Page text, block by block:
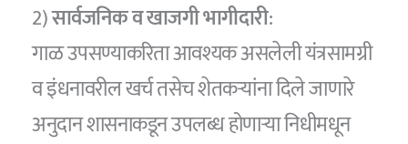
2)सार्वजनिक व खाजगी भागीदारी:
गाळ उपसण्याकरिता आवश्यक असलेली यंत्रसामग्री
व इंधनावरील खर्च तसेच शेतकऱ्यांना दिले जाणारे
अनुदान शासनाकडून उपलब्ध होणाऱ्या निधीमधून